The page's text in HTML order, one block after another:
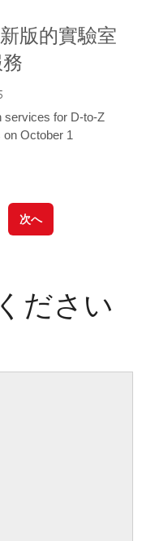
新版的實驗室
services for D-to-Z
October 1
次へ
ださい